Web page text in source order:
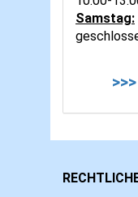
Samstag: